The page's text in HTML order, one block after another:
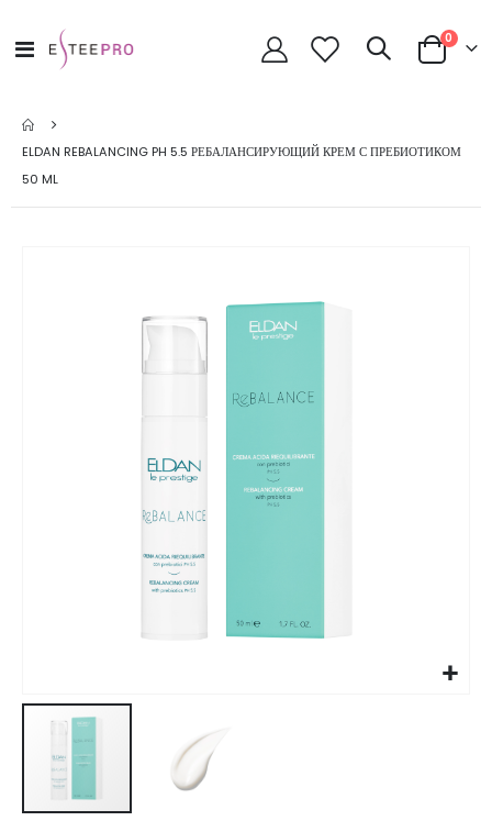
Toggle
Nav
Cart
0
ELDAN REBALANCING PH 5.5 РЕБАЛАНСИРУЮЩИЙ КРЕМ С ПРЕБИОТИКОМ
50 ML